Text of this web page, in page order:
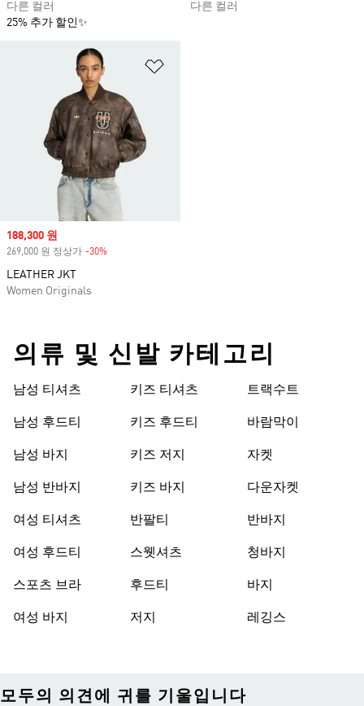
다른 컬러
25% 추가 할인✨
다른 컬러
Sale price
188,300 원
269,000 원 정상가 -30%
LEATHER JKT
Women Originals
의류 및 신발 카테고리
남성 티셔츠
남성 후드티
남성 바지
남성 반바지
여성 티셔츠
여성 후드티
스포츠 브라
여성 바지
키즈 티셔츠
키즈 후드티
키즈 저지
키즈 바지
반팔티
스웻셔츠
후드티
저지
트랙수트
바람막이
자켓
다운자켓
반바지
청바지
바지
레깅스
모두의 의견에 귀를 기울입니다